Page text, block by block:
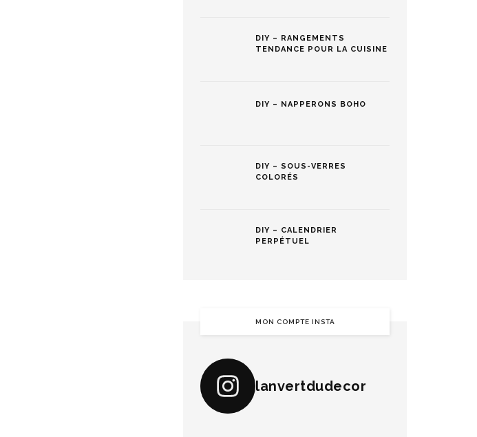
DIY – RANGEMENTS
TENDANCE POUR LA CUISINE
DIY – NAPPERONS BOHO
DIY – SOUS-VERRES
COLORÉS
DIY – CALENDRIER
PERPÉTUEL
MON COMPTE INSTA
lanvertdudecor